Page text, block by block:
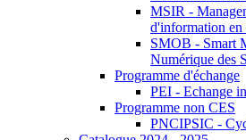
MSIR -
d'information en
SMOB - Smart
Numérique des
Programme d'échange
PEI - Echange
Programme non CES
PNCIPSIC -